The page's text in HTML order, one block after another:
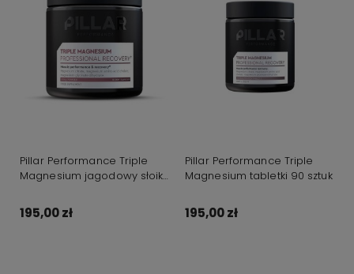
Pillar Performance Triple
Magnesium jagodowy słoik
195,00 zł
Pillar Performance Triple
Magnesium tabletki 90 sztuk
195,00 zł